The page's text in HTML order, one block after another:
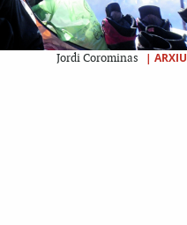
Jordi Corominas | ARXIU